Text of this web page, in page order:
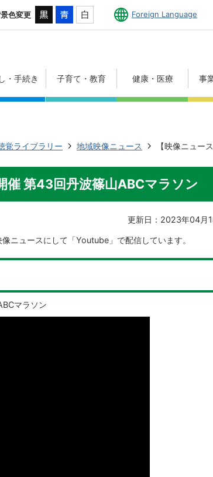
色変更 Foreign Language
・手続き 子育て・教育 健康・医療 事
覚ライブラリー 地域映像ニュース 【映像ニュー
催 第43回丹波篠山ABCマラソン
更新日：2023年04月
ニュースにして「Youtube」で配信しています。
マラソン